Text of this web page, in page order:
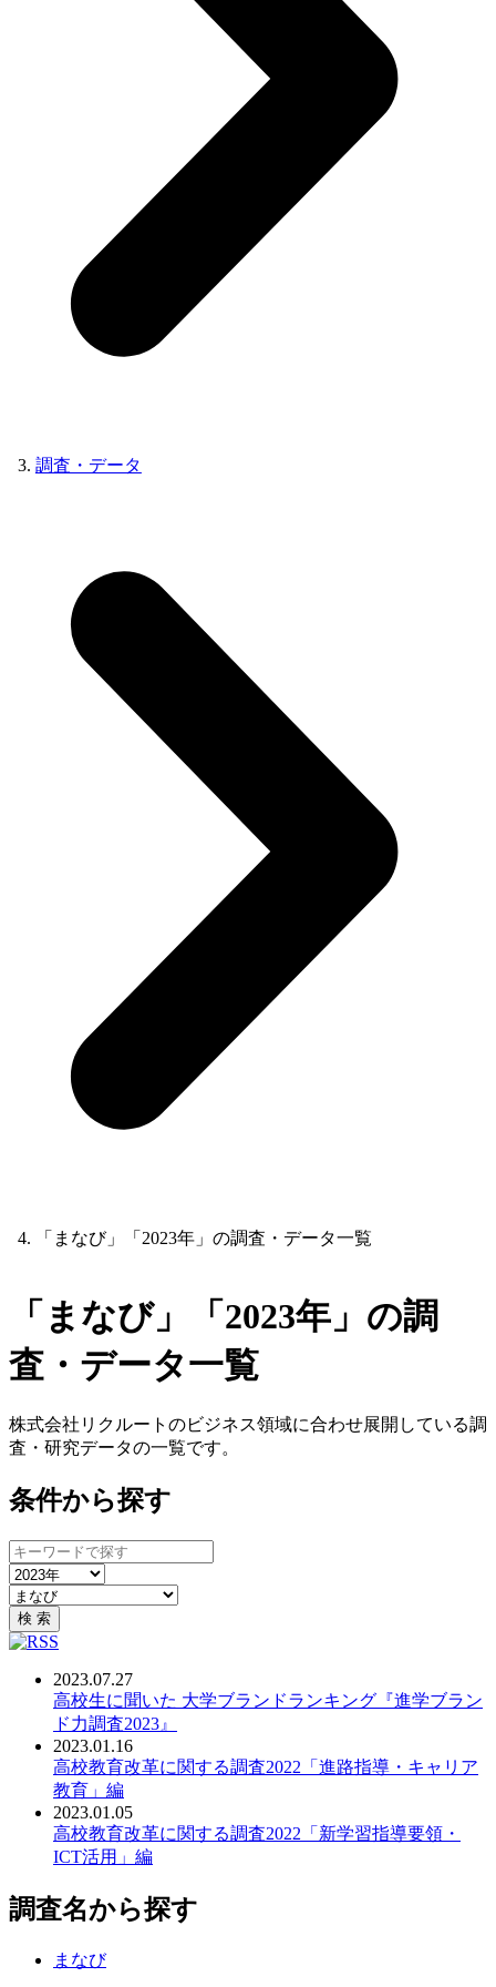
調査・データ
「まなび」「2023年」の調査・データ一覧
「まなび」「2023年」の調
査・データ一覧
株式会社リクルートのビジネス領域に合わせ展開している調
査・研究データの一覧です。
条件から探す
キ
ー
ワ
ー
ド
年
で
絞
り
カ
テ
ゴ
検 索
2023.07.27
PDF：
高校生に聞いた 大学ブランドランキング『進学ブラン
ド力調査2023』
2023.01.16
PDF：
高校教育改革に関する調査2022「進路指導・キャリア
教育」編
2023.01.05
PDF：
高校教育改革に関する調査2022「新学習指導要領・
ICT活用」編
調査名から探す
まなび